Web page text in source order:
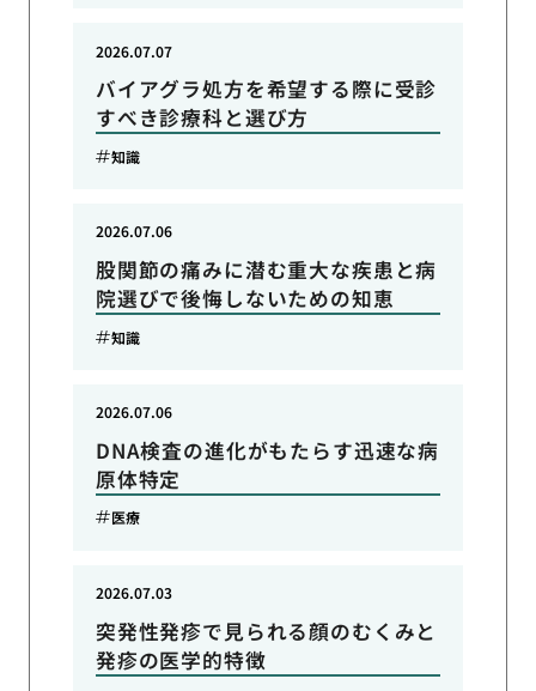
バイアグラ処方を希望する際に受診
すべき診療科と選び方
2026.07.07
知識
股関節の痛みに潜む重大な疾患と病
院選びで後悔しないための知恵
2026.07.06
知識
DNA検査の進化がもたらす迅速な病
原体特定
2026.07.06
医療
突発性発疹で見られる顔のむくみと
発疹の医学的特徴
2026.07.03